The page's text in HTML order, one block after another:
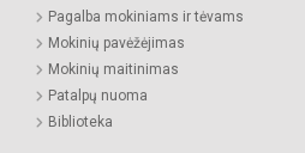
Pagalba mokiniams ir tėvams
Mokinių pavėžėjimas
Mokinių maitinimas
Patalpų nuoma
Biblioteka